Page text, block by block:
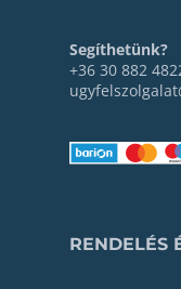
Segíthetünk?
+36 30 882
RENDELÉS